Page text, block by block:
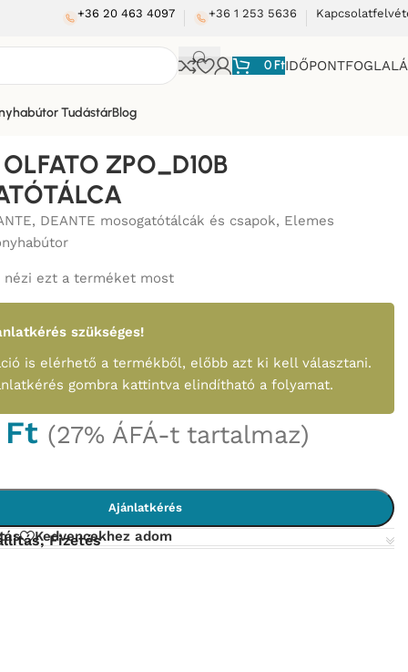
+36 20 463 4097 +36 1 253 5636
0Ft
TudástárBlog
ZPO_D10B
, DEANTE mosogatótálcák és csapok, Elemes
nézi ezt a terméket most
szükséges!
is elérhető a termékből, előbb azt ki kell választani.
gombra kattintva elindítható a folyamat.
Ft (27% ÁFÁ-t tartalmaz)
Ajánlatkérés
Kedvencekhez adom
Fizetés